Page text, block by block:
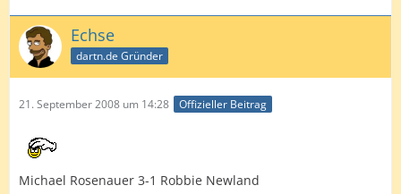
Echse
dartn.de Gründer
21. September 2008 um 14:28 Offizieller Beitrag
Michael Rosenauer 3-1 Robbie Newland